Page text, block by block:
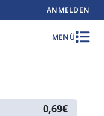
ANMELDEN
MENÜ
0,69€